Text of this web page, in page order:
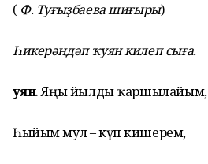
( Ф. Туғыҙбаева шиғыры)
Һикерәңдәп ҡуян килеп сыға.
Ҡуян. Яңы йылды ҡаршылайым,
Һыйым мул – күп кишерем,